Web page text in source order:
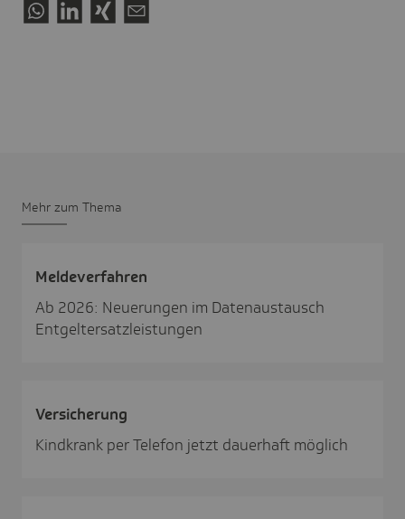
Mehr zum Thema
Melde­ver­fahren
Ab 2026: Neuerungen im Datenaustausch
Entgeltersatzleistungen
Versi­che­rung
Kindkrank per Telefon jetzt dauerhaft möglich